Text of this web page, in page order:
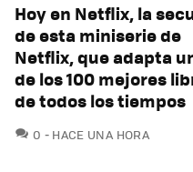
Hoy en Netflix, la
de esta miniserie de
Netflix, que adapta
de los 100 mejores
de todos los tiempos
0 COMENTARIOS
HACE UNA HORA